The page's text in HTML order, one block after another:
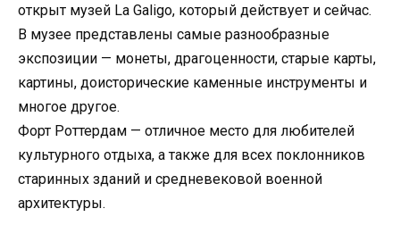
открыт музей La Galigo, который действует и сейчас.
В музее представлены самые разнообразные
экспозиции — монеты, драгоценности, старые карты,
картины, доисторические каменные инструменты и
многое другое.
Форт Роттердам — отличное место для любителей
культурного отдыха, а также для всех поклонников
старинных зданий и средневековой военной
архитектуры.